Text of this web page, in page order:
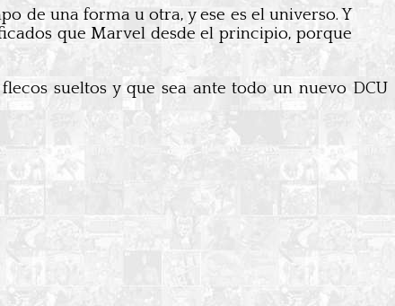
de una forma u otra, y ese es el universo. Y
que Marvel desde el principio, porque
sueltos y que sea ante todo un nuevo DCU